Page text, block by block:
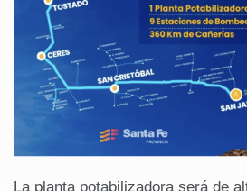
La planta potabilizadora será de